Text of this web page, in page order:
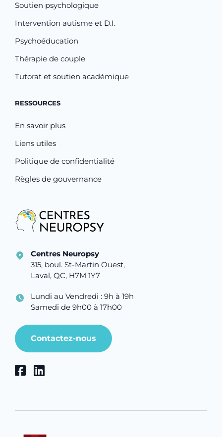
Soutien psychologique
Intervention autisme et D.I.
Psychoéducation
Thérapie de couple
Tutorat et soutien académique
RESSOURCES
En savoir plus
Liens utiles
Politique de confidentialité
Règles de gouvernance
Centres Neuropsy
315, boul. St-Martin Ouest,
Laval, QC, H7M 1Y7
Lundi au Vendredi : 9h à 19h
Samedi de 9h00 à 17h00
Contactez-nous